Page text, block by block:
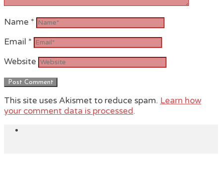
Name *
Email *
Website
This site uses Akismet to reduce spam. Learn how
your comment data is processed.